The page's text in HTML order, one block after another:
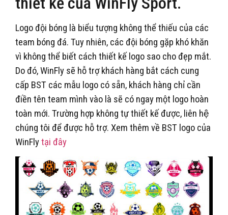
Logo đội bóng là biểu tượng không thể thiếu của các
team bóng đá. Tuy nhiên, các đội bóng gặp khó khăn
vì không thể biết cách thiết kế logo sao cho đẹp mắt.
Do đó, WinFly sẽ hỗ trợ khách hàng bắt cách cung
cấp BST các mẫu logo có sẵn, khách hàng chỉ cần
điền tên team mình vào là sẽ có ngay một logo hoàn
toàn mới. Trường hợp không tự thiết kế được, liên hệ
chúng tôi để được hỗ trợ. Xem thêm về BST logo của
WinFlytại đây